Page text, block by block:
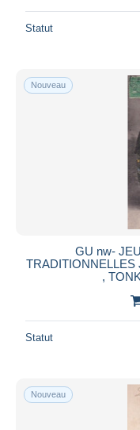
Statut
Nouveau
GU nw-
TRADITIONNELLES
,
Statut
Nouveau